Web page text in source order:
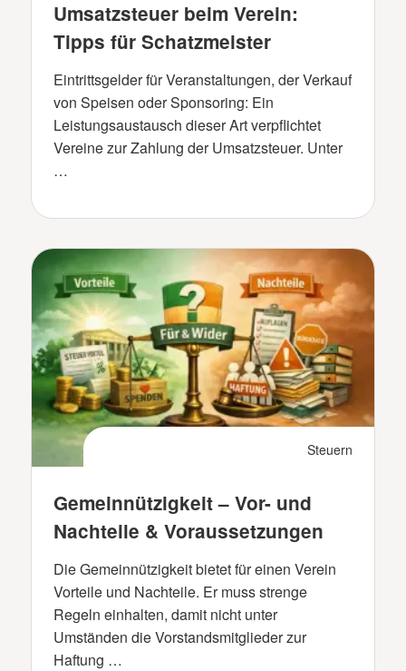
Umsatzsteuer beim Verein:
Tipps für Schatzmeister
Eintrittsgelder für Veranstaltungen, der Verkauf
von Speisen oder Sponsoring: Ein
Leistungsaustausch dieser Art verpflichtet
Vereine zur Zahlung der Umsatzsteuer. Unter
…
Steuern
Gemeinnützigkeit – Vor- und
Nachteile & Voraussetzungen
Die Gemeinnützigkeit bietet für einen Verein
Vorteile und Nachteile. Er muss strenge
Regeln einhalten, damit nicht unter
Umständen die Vorstandsmitglieder zur
Haftung …